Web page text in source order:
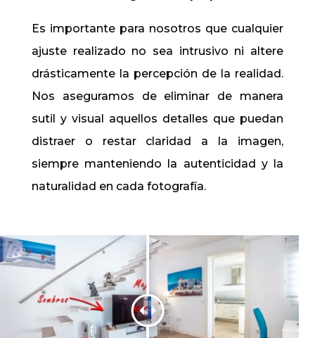
Es importante para nosotros que cualquier
ajuste realizado no sea intrusivo ni altere
drásticamente la percepción de la realidad.
Nos aseguramos de eliminar de manera
sutil y visual aquellos detalles que puedan
distraer o restar claridad a la imagen,
siempre manteniendo la autenticidad y la
naturalidad en cada fotografía.